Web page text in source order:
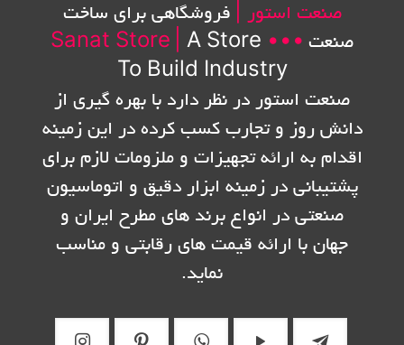
صنعت استور |
فروشگاهی برای ساخت
صنعت •••
Sanat Store
A Store
To Build Industry
صنعت استور در نظر دارد با بهره گیری از
دانش روز و تجارب کسب کرده در این زمینه
اقدام به ارائه تجهیزات و ملزومات لازم برای
پشتیبانی در زمینه ابزار دقیق و اتوماسیون
صنعتی در انواع برند های مطرح ایران و
جهان با ارائه قیمت های رقابتی و مناسب
نماید.